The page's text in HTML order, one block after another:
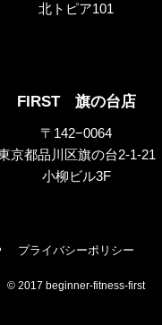
北トピア101
FIRST 旗の台店
〒142−0064
京都品川区旗の台2-1-21
小柳ビル3F
プライバシーポリシー
© 2017 beginner-fitness-first